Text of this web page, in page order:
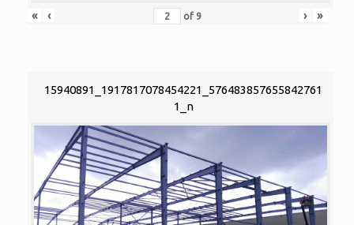
« ‹ of 9 › »
15940891_1917817078454221_576483857655842761
1_n